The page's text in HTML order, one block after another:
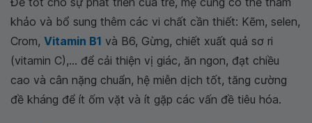
khảo và bổ sung thêm các vi chất cần thiết: Kẽm, selen,
Crom, Vitamin B1 và B6, Gừng, chiết xuất quả sơ ri
(vitamin C),... để cải thiện vị giác, ăn ngon, đạt chiều
cao và cân nặng chuẩn, hệ miễn dịch tốt, tăng cường
đề kháng để ít ốm vặt và ít gặp các vấn đề tiêu hóa.